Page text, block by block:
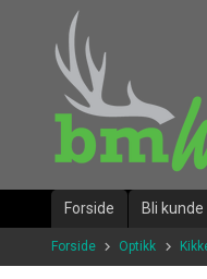
innholdet
Forside Bli kunde
Forside Optikk